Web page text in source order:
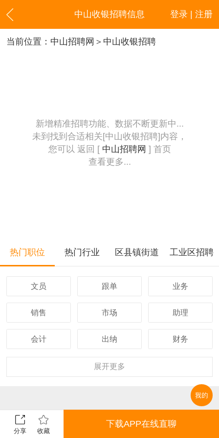
登录 | 注册
中山收银招聘信息
当前位置： 中山招聘网 ＞中山收银招聘
新增精准招聘功能、数据不断更新中...
未到找到合适相关[中山收银招聘]内容，
您可以 返回 [ 中山招聘网 ] 首页
查看更多...
热门职位 热门行业 区县镇街道 工业区招聘
文员 跟单 业务
销售 市场 助理
会计 出纳 财务
行政
设计 技术 司机
展开更多
分享 收藏
下载APP在线直聊